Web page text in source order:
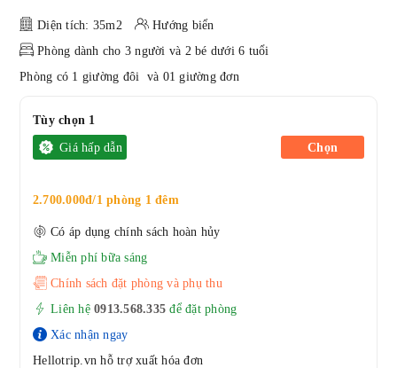
Diện tích: 35m2
Hướng biển
Phòng dành cho 3 người và 2 bé dưới 6 tuổi
Phòng có 1 giường đôi và 01 giường đơn
Tùy chọn 1
Giá hấp dẫn
2.700.000đ/1 phòng 1 đêm
Có áp dụng chính sách hoàn hủy
Miễn phí bữa sáng
Chính sách đặt phòng và phụ thu
Liên hệ 0913.568.335 để đặt phòng
Xác nhận ngay
Hellotrip.vn hỗ trợ xuất hóa đơn
Chọn